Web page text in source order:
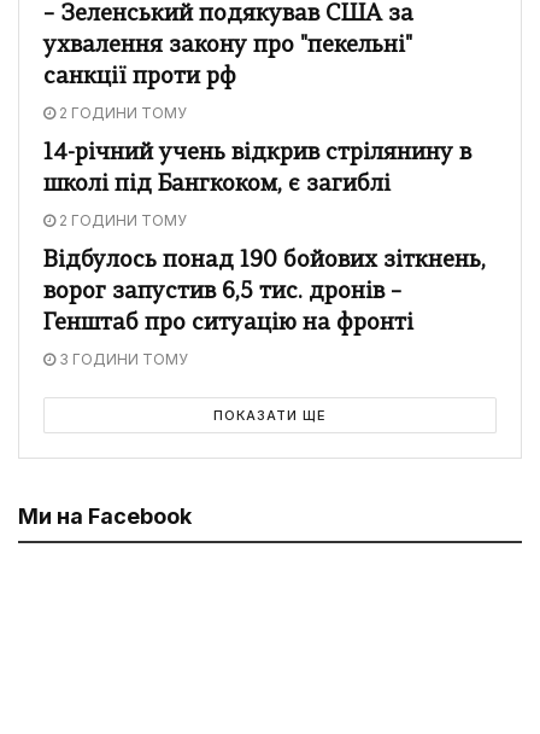
– Зеленський подякував США за
ухвалення закону про "пекельні"
санкції проти рф
2 ГОДИНИ ТОМУ
14-річний учень відкрив стрілянину в
школі під Бангкоком, є загиблі
2 ГОДИНИ ТОМУ
Відбулось понад 190 бойових зіткнень,
ворог запустив 6,5 тис. дронів –
Генштаб про ситуацію на фронті
3 ГОДИНИ ТОМУ
ПОКАЗАТИ ЩЕ
Ми на Facebook